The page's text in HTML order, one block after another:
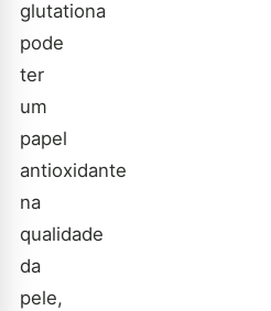
glutationa
pode
ter
um
papel
antioxidante
na
qualidade
da
pele,